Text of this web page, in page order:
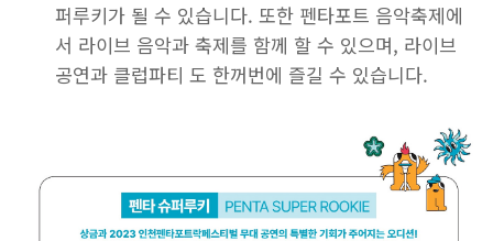
퍼루키가 될 수 있습니다. 또한 펜타포트 음악축제에
서 라이브 음악과 축제를 함께 할 수 있으며, 라이브
공연과 클럽파티 도 한꺼번에 즐길 수 있습니다.